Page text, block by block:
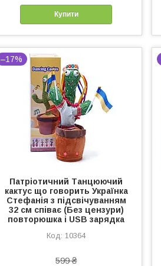
Купити
–17%
Патріотичний Танцюючий
кактус що говорить Українка
Стефанія з підсвічуванням
32 см співає (Без цензури)
повторюшка і USB зарядка
10364
599 ₴